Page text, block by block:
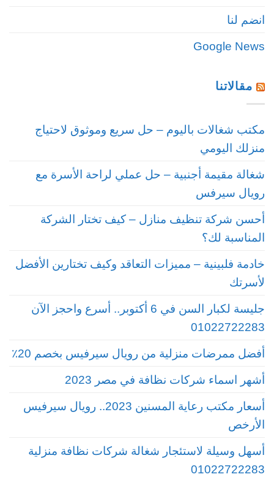
انضم لنا
Google News
مقالاتنا
مكتب شغالات باليوم – حل سريع وموثوق لاحتياج
منزلك اليومي
شغالة مقيمة أجنبية – حل عملي لراحة الأسرة مع
رويال سيرفس
أحسن شركة تنظيف منازل – كيف تختار الشركة
المناسبة لك؟
خادمة فلبينية – مميزات التعاقد وكيف تختارين الأفضل
لأسرتك
جليسة لكبار السن في 6 أكتوبر.. أسرع واحجز الآن
01022722283
أفضل ممرضات منزلية من رويال سيرفيس بخصم 20٪
أشهر اسماء شركات نظافة في مصر 2023
أسعار مكتب رعاية المسنين 2023.. رويال سيرفيس
الأرخص
أسهل وسيلة لاستئجار شغالة شركات نظافة منزلية
01022722283